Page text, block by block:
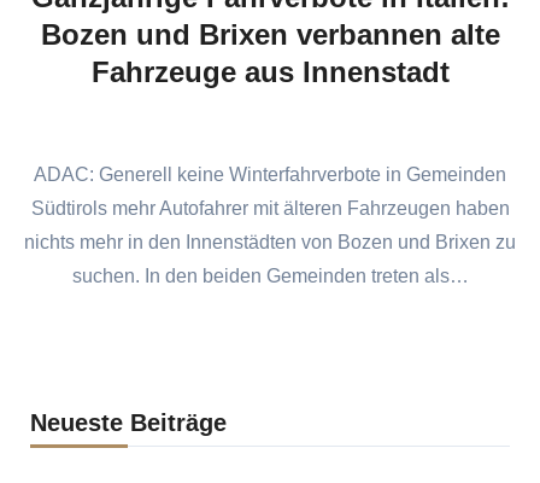
Bozen und Brixen verbannen alte
Fahrzeuge aus Innenstadt
ADAC: Generell keine Winterfahrverbote in Gemeinden
Südtirols mehr Autofahrer mit älteren Fahrzeugen haben
nichts mehr in den Innenstädten von Bozen und Brixen zu
suchen. In den beiden Gemeinden treten als…
Neueste Beiträge